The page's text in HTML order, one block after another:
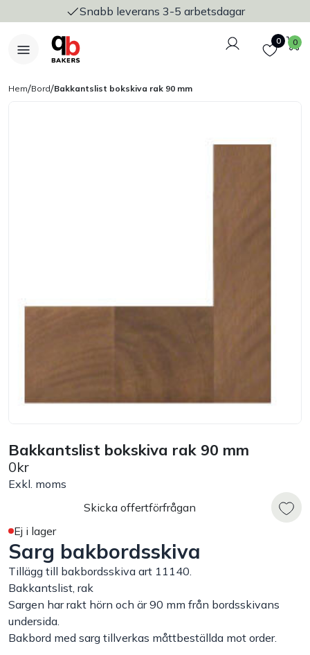
Snabb leverans 3-5 arbetsdagar
Logga in
Favoriter
0 0
Exponering & servering
Städutrustning
Arbetskläder
Plåtbyte
Monin
Handla efter bransch
Hem/Bord/Bakkantslist bokskiva rak 90 mm
Bakkantslist bokskiva rak 90 mm
0kr
Exkl. moms
Skicka offertförfrågan
Ej i lager
Sarg bakbordsskiva
Tillägg till bakbordsskiva art 11140.
Bakkantslist, rak
Sargen har rakt hörn och är 90 mm från bordsskivans
undersida.
Bakbord med sarg tillverkas måttbeställda mot order.